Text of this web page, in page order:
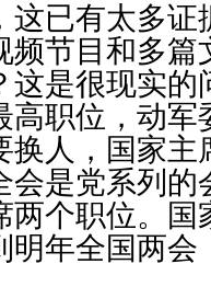
这已有太多证
频节目和多篇
这是很现实的
高职位，动军
换人，国家主
会是党系列的
两个职位。国
明年全国两会